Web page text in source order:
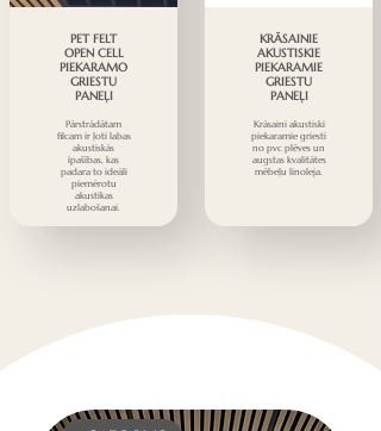
PET FELT
OPEN CELL
PIEKARAMO
GRIESTU
PANEĻI
Pārstrādātam
filcam ir ļoti labas
akustiskās
īpašības, kas
padara to ideāli
piemērotu
akustikas
uzlabošanai.
KRĀSAINIE
AKUSTISKIE
PIEKARAMIE
GRIESTU
PANEĻI
Krāsaini akustiski
piekaramie griesti
no pvc plēves un
augstas kvalitātes
mēbeļu linoleja.